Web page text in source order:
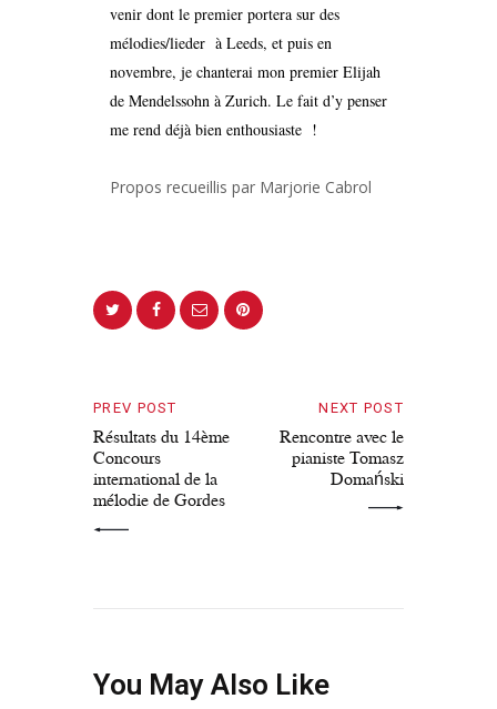
venir dont le premier portera sur des
mélodies/lieder à Leeds, et puis en
novembre, je chanterai mon premier Elijah
de Mendelssohn à Zurich. Le fait d’y penser
me rend déjà bien enthousiaste !
Propos recueillis par Marjorie Cabrol
PREV POST
Résultats du 14ème
Concours
international de la
mélodie de Gordes
NEXT POST
Rencontre avec le
pianiste Tomasz
Domański
You May Also Like